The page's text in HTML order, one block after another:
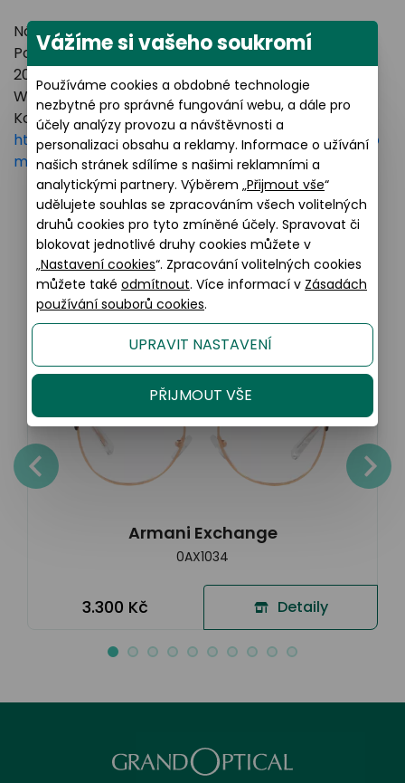
Název výrobce: LUXOTTICA GROUP
Poštovní adresa: Piazzale Luigi Cadorna 3 Milano,
20123 Italy
Webové stránky:https://www.essilorluxottica.com
Kontakt:
https://www.essilorluxottica.com/en/brands/custo
mer-care
Podobné produkty
Armani Exchange
0AX1034
3.300 Kč Detaily
Vážíme si vašeho soukromí
Používáme cookies a obdobné technologie
nezbytné pro správné fungování webu, a dále pro
účely analýzy provozu a návštěvnosti a
personalizaci obsahu a reklamy. Informace o užívání
našich stránek sdílíme s našimi reklamními a
analytickými partnery. Výběrem „Přijmout vše“
udělujete souhlas se zpracováním všech volitelných
druhů cookies pro tyto zmíněné účely. Spravovat či
blokovat jednotlivé druhy cookies můžete v
„Nastavení cookies“. Zpracování volitelných cookies
můžete také odmítnout. Více informací v Zásadách
používání souborů cookies.
UPRAVIT NASTAVENÍ
PŘIJMOUT VŠE